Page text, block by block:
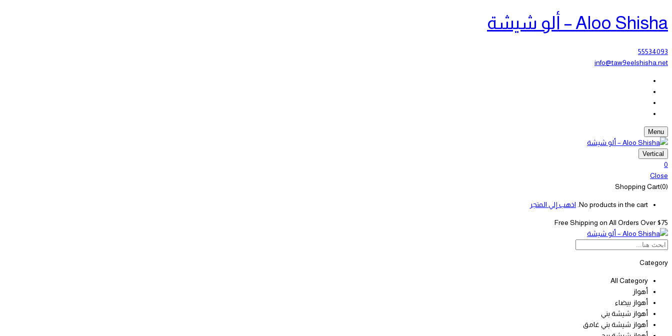
Aloo Shisha – ألو شيشة
55534093
info@taw9eelshisha.net
Menu
Vertical
0
Close
Shopping Cart(0)
No products in the cart. اذهب إلي المتجر
Free Shipping on All Orders Over $75
Category
All Category
أهواز
أهواز بيضاء
أهواز شيشة بني
أهواز شيشة بني غامق